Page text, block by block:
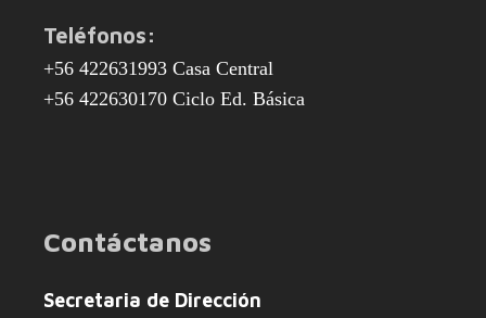
Teléfonos:
+56 422631993 Casa Central
+56 422630170 Ciclo Ed. Básica
Contáctanos
Secretaria de Dirección